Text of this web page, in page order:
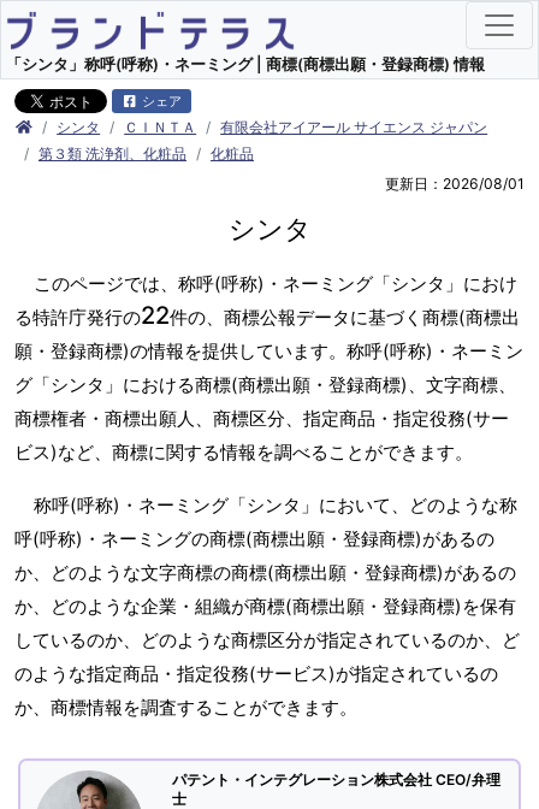
「シンタ」称呼(呼称)・ネーミング | 商標(商標出願・登録商標) 情報
シェア
シンタ ＣＩＮＴＡ
有限会社アイアール サイエンス ジャパン
第３類 洗浄剤、化粧品
化粧品
更新日：2026/08/01
シンタ
このページでは、称呼(呼称)・ネーミング「シンタ」におけ
る特許庁発行の22件の、商標公報データに基づく商標(商標出
願・登録商標)の情報を提供しています。称呼(呼称)・ネーミン
グ「シンタ」における商標(商標出願・登録商標)、文字商標、
商標権者・商標出願人、商標区分、指定商品・指定役務(サー
ビス)など、商標に関する情報を調べることができます。
称呼(呼称)・ネーミング「シンタ」において、どのような称
呼(呼称)・ネーミングの商標(商標出願・登録商標)があるの
か、どのような文字商標の商標(商標出願・登録商標)があるの
か、どのような企業・組織が商標(商標出願・登録商標)を保有
しているのか、どのような商標区分が指定されているのか、ど
のような指定商品・指定役務(サービス)が指定されているの
か、商標情報を調査することができます。
パテント・インテグレーション株式会社 CEO/弁理
士